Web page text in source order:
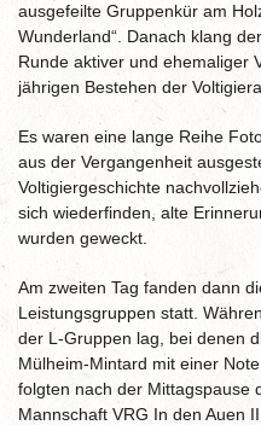
ausgefeilte Gruppenkür am
Wunderland“. Danach klang
Runde aktiver und ehemaliger
jährigen Bestehen der
Es waren eine lange Reihe
aus der Vergangenheit
Voltigiergeschichte
sich wiederfinden, alte
wurden geweckt.
Am zweiten Tag fanden dann
Leistungsgruppen statt.
der L-Gruppen lag, bei denen
Mülheim-Mintard mit einer
folgten nach der Mittagspause
Mannschaft VRG In den Auen